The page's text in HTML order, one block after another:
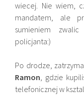
wiecej. Nie wiem,
mandatem, ale
sumieniem
policjanta:)
Po drodze,
Ramon, gdzie
telefonicznej w